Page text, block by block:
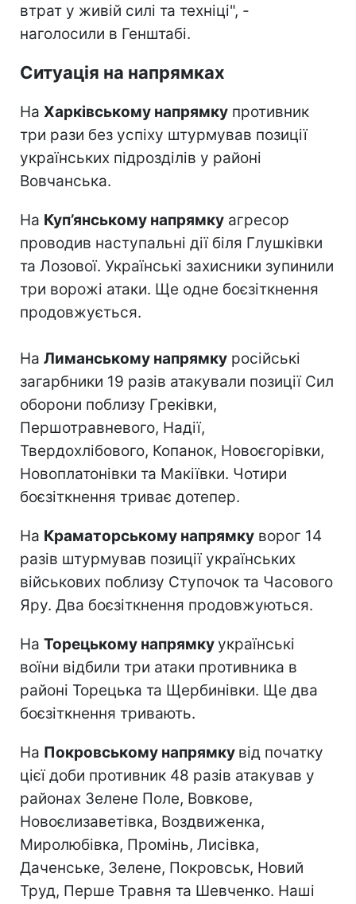
втрат у живій силі та техніці", -
наголосили в Генштабі.
Ситуація на напрямках
На Харківському напрямку противник
три рази без успіху штурмував позиції
українських підрозділів у районі
Вовчанська.
На Куп’янському напрямку агресор
проводив наступальні дії біля Глушківки
та Лозової. Українські захисники зупинили
три ворожі атаки. Ще одне боєзіткнення
продовжується.
На Лиманському напрямку російські
загарбники 19 разів атакували позиції Сил
оборони поблизу Греківки,
Першотравневого, Надії,
Твердохлібового, Копанок, Новоєгорівки,
Новоплатонівки та Макіївки. Чотири
боєзіткнення триває дотепер.
На Краматорському напрямку ворог 14
разів штурмував позиції українських
військових поблизу Ступочок та Часового
Яру. Два боєзіткнення продовжуються.
На Торецькому напрямкуукраїнські
воїни відбили три атаки противника в
районі Торецька та Щербинівки. Ще два
боєзіткнення тривають.
На Покровському напрямку від початку
цієї доби противник 48 разів атакував у
районах Зелене Поле, Вовкове,
Новоєлизаветівка, Воздвиженка,
Миролюбівка, Промінь, Лисівка,
Даченське, Зелене, Покровськ, Новий
Труд, Перше Травня та Шевченко. Наші